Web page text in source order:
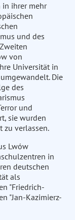
in ihrer mehr
und des
von
Universität in
Die
des
und
sie wurden
zu verlassen.
Lwów
in
deutschen
als
"Friedrich-
"Jan-Kazimierz-